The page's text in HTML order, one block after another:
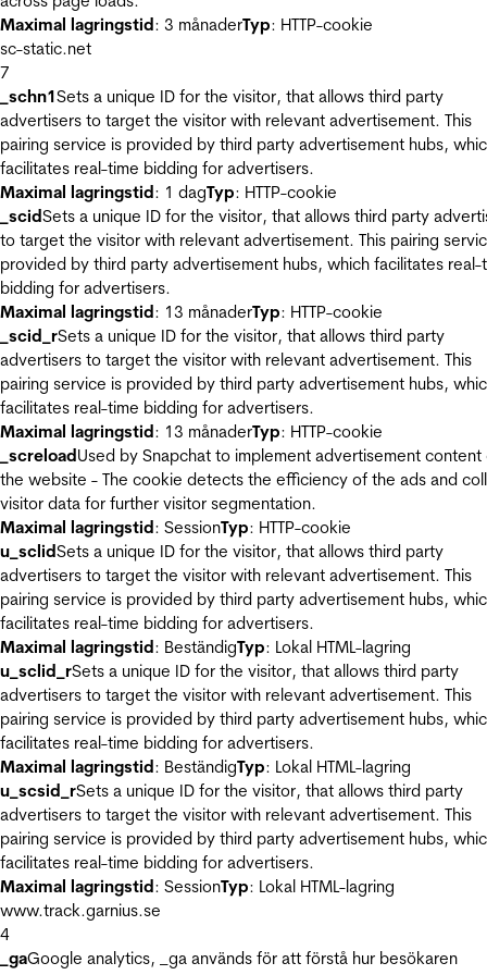
Maximal lagringstid: 3 månaderTyp: HTTP-cookie
sc-static.net
7
_schn1Sets a unique ID for the visitor, that allows third party
advertisers to target the visitor with relevant advertisement. This
pairing service is provided by third party advertisement hubs,
facilitates real-time bidding for advertisers.
Maximal lagringstid: 1 dagTyp: HTTP-cookie
_scidSets a unique ID for the visitor, that allows third party
to target the visitor with relevant advertisement. This pairing
provided by third party advertisement hubs, which facilitates real-
bidding for advertisers.
Maximal lagringstid: 13 månaderTyp: HTTP-cookie
_scid_rSets a unique ID for the visitor, that allows third party
advertisers to target the visitor with relevant advertisement. This
pairing service is provided by third party advertisement hubs,
facilitates real-time bidding for advertisers.
Maximal lagringstid: 13 månaderTyp: HTTP-cookie
_screloadUsed by Snapchat to implement advertisement content
the website - The cookie detects the efficiency of the ads and
visitor data for further visitor segmentation.
Maximal lagringstid: SessionTyp: HTTP-cookie
u_sclidSets a unique ID for the visitor, that allows third party
advertisers to target the visitor with relevant advertisement. This
pairing service is provided by third party advertisement hubs,
facilitates real-time bidding for advertisers.
Maximal lagringstid: BeständigTyp: Lokal HTML-lagring
u_sclid_rSets a unique ID for the visitor, that allows third party
advertisers to target the visitor with relevant advertisement. This
pairing service is provided by third party advertisement hubs,
facilitates real-time bidding for advertisers.
Maximal lagringstid: BeständigTyp: Lokal HTML-lagring
u_scsid_rSets a unique ID for the visitor, that allows third party
advertisers to target the visitor with relevant advertisement. This
pairing service is provided by third party advertisement hubs,
facilitates real-time bidding for advertisers.
Maximal lagringstid: SessionTyp: Lokal HTML-lagring
www.track.garnius.se
4
_gaGoogle analytics, _ga används för att förstå hur besökaren